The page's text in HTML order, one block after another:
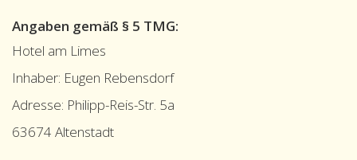
Angaben gemäß § 5 TMG:
Hotel am Limes
Inhaber: Eugen Rebensdorf
Adresse: Philipp-Reis-Str. 5a
63674 Altenstadt